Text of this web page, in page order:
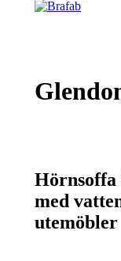
med
utemöbler